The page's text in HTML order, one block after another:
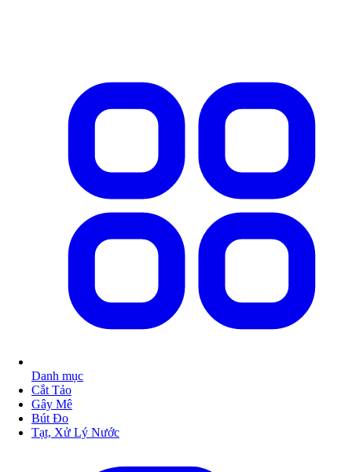
Danh mục
Cắt Tảo
Gây Mê
Bút Đo
Tạt, Xử Lý Nước